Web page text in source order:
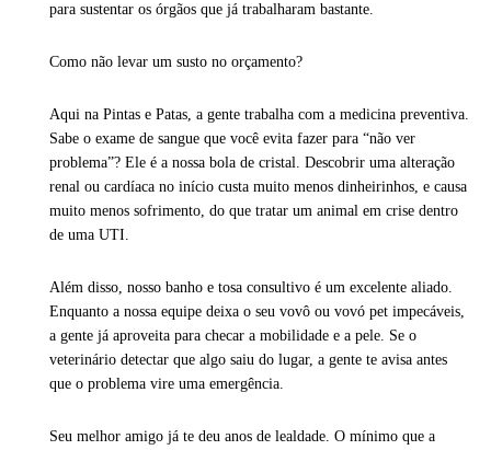
para sustentar os órgãos que já trabalharam bastante.
Como não levar um susto no orçamento?
Aqui na Pintas e Patas, a gente trabalha com a medicina preventiva.
Sabe o exame de sangue que você evita fazer para “não ver
problema”? Ele é a nossa bola de cristal. Descobrir uma alteração
renal ou cardíaca no início custa muito menos dinheirinhos, e causa
muito menos sofrimento, do que tratar um animal em crise dentro
de uma UTI.
Além disso, nosso banho e tosa consultivo é um excelente aliado.
Enquanto a nossa equipe deixa o seu vovô ou vovó pet impecáveis,
a gente já aproveita para checar a mobilidade e a pele. Se o
veterinário detectar que algo saiu do lugar, a gente te avisa antes
que o problema vire uma emergência.
Seu melhor amigo já te deu anos de lealdade. O mínimo que a